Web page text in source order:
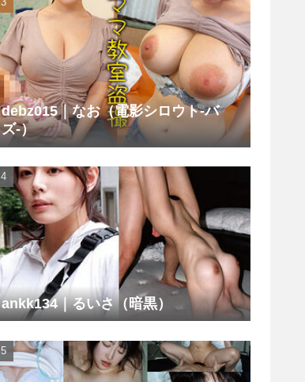
debz015｜なお（電影シロウト-バ
ズ-）
ankk134｜るいさ（暗黒）